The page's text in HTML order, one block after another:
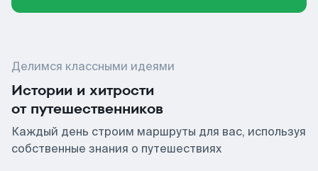
Делимся классными идеями
Истории и хитрости
от путешественников
Каждый день строим маршруты для вас, используя
собственные знания о путешествиях